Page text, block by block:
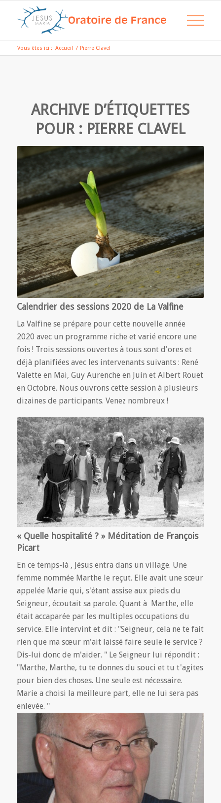
Vous êtes ici : Accueil / Pierre Clavel
ARCHIVE D’ÉTIQUETTES
POUR : PIERRE CLAVEL
Calendrier des sessions 2020 de La Valfine
La Valfine se prépare pour cette nouvelle année
2020 avec un programme riche et varié encore une
fois ! Trois sessions ouvertes à tous sont d'ores et
déjà planifiées avec les intervenants suivants : René
Valette en Mai, Guy Aurenche en Juin et Albert Rouet
en Octobre. Nous ouvrons cette session à plusieurs
dizaines de participants. Venez nombreux !
« Quelle hospitalité ? » Méditation de François
Picart
En ce temps-là , Jésus entra dans un village. Une
femme nommée Marthe le reçut. Elle avait une sœur
appelée Marie qui, s'étant assise aux pieds du
Seigneur, écoutait sa parole. Quant à Marthe, elle
était accaparée par les multiples occupations du
service. Elle intervint et dit : "Seigneur, cela ne te fait
rien que ma sœur m'ait laissé faire seule le service ?
Dis-lui donc de m'aider. " Le Seigneur lui répondit :
"Marthe, Marthe, tu te donnes du souci et tu t'agites
pour bien des choses. Une seule est nécessaire.
Marie a choisi la meilleure part, elle ne lui sera pas
enlevée. "